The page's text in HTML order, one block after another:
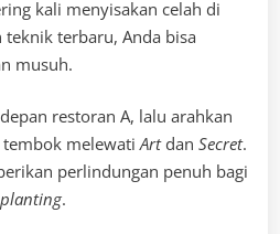
kali menyisakan celah di
teknik terbaru, Anda bisa
musuh.
restoran A, lalu arahkan
tembok melewatiArtdan Secret.
perlindungan penuh bagi
planting.